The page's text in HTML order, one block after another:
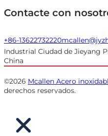
Contacte con
+86-13622732220
Industrial Ciudad de Jieyang
China
©2026 Mcallen Acero
derechos reservados.